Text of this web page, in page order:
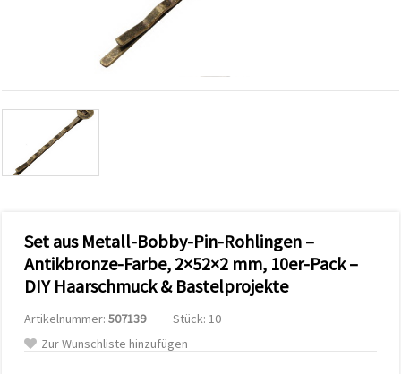
Datenverkehr
zu
relevantere
Inhalte und
Werbung
unserer
Partner für
Analyse
Marketing.
Sie können
Cookies
Set aus Metall-Bobby-Pin-Rohlingen –
Antikbronze-Farbe, 2×52×2 mm, 10er-Pack –
DIY Haarschmuck & Bastelprojekte
Artikelnummer: 507139
Stück: 10
Zur Wunschliste hinzufügen